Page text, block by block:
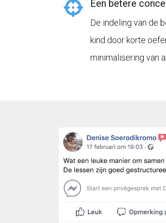
Een betere
De indeling van de
kind door korte
minimalisering van